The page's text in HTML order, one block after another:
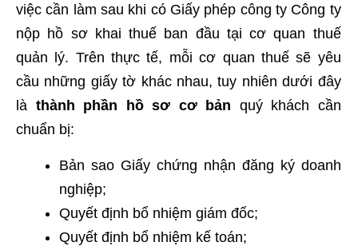
việc cần làm sau khi có Giấy phép công ty Công ty
nộp hồ sơ khai thuế ban đầu tại cơ quan thuế
quản lý. Trên thực tế, mỗi cơ quan thuế sẽ yêu
cầu những giấy tờ khác nhau, tuy nhiên dưới đây
là thành phần hồ sơ cơ bản quý khách cần
chuẩn bị:
Bản sao Giấy chứng nhận đăng ký doanh
nghiệp;
Quyết định bổ nhiệm giám đốc;
Quyết định bổ nhiệm kế toán;